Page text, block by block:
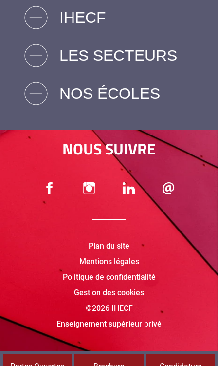
IHECF
LES SECTEURS
NOS ÉCOLES
NOUS SUIVRE
Plan du site
Mentions légales
Politique de confidentialité
Gestion des cookies
©2026 IHECF
Enseignement supérieur privé